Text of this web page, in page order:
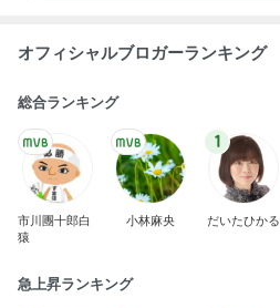
オフィシャルブロガーランキング
総合ランキング
市川團十郎白
猿
小林麻央
1
だいたひかる
急上昇ランキング